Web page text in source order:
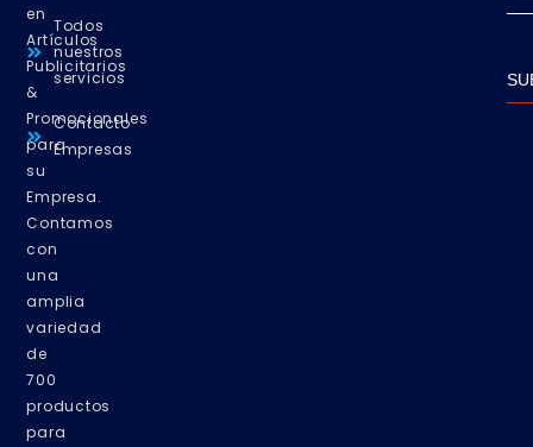
en
Artículos
Publicitarios
&
Promocionales
para
su
Empresa.
Contamos
con
una
amplia
variedad
de
700
productos
para
Todos
nuestros
servicios
Contacto
Empresas